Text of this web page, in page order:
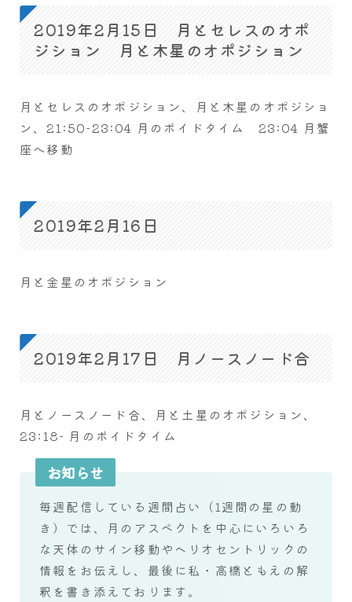
2019年2月15日 月とセレスのオポ
ジション 月と木星のオポジション
月とセレスのオポジション、月と木星のオポジショ
ン、21:50-23:04 月のボイドタイム 23:04 月蟹
座へ移動
2019年2月16日
月と金星のオポジション
2019年2月17日 月ノースノード合
月とノースノード合、月と土星のオポジション、
23:18- 月のボイドタイム
お知らせ
毎週配信している週間占い（1週間の星の動
き）では、月のアスペクトを中心にいろいろ
な天体のサイン移動やヘリオセントリックの
情報をお伝えし、最後に私・高橋ともえの解
釈を書き添えております。